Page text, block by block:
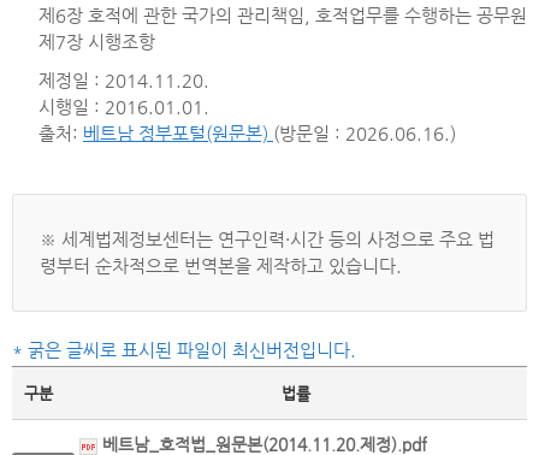
제6장 호적에 관한 국가의 관리책임, 호적업무를 수행하는 공무원
제7장 시행조항
제정일 : 2014.11.20.
시행일 : 2016.01.01.
출처: 베트남 정부포털(원문본) (방문일 : 2026.06.16.)
※ 세계법제정보센터는 연구인력·시간 등의 사정으로 주요 법
령부터 순차적으로 번역본을 제작하고 있습니다.
* 굵은 글씨로 표시된 파일이 최신버전입니다.
구분 법률
베트남_호적법_원문본(2014.11.20.제정).pdf